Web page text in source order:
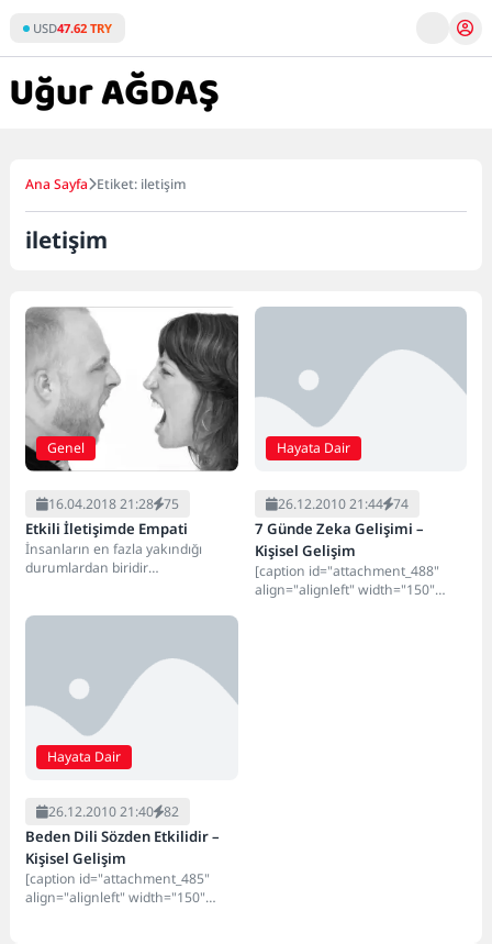
content
USD47.62 TRY
Ana Sayfa Etiket: iletişim
iletişim
Genel
16.04.2018 21:28 75
Etkili İletişimde Empati
İnsanların en fazla yakındığı
durumlardan biridir
uzunca bir...
Hayata Dair
26.12.2010 21:44 74
7 Günde Zeka Gelişimi –
Kişisel Gelişim
[caption id="attachment_488"
align="alignleft" width="150"
Hayata Dair
26.12.2010 21:40 82
Beden Dili Sözden Etkilidir –
Kişisel Gelişim
[caption id="attachment_485"
align="alignleft" width="150"